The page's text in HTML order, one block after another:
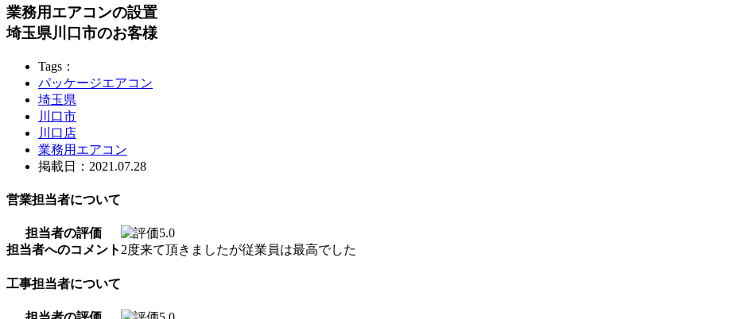
業務用エアコンの設置
埼玉県川口市のお客様
Tags：
パッケージエアコン
埼玉県
川口市
川口店
業務用エアコン
掲載日：2021.07.28
営業担当者について
担当者の評価
担当者へのコメント2度来て頂きましたが従業員は最高でした
工事担当者について